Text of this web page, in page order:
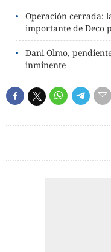
Operación cerrada:
importante de Deco
Dani Olmo,
inminente